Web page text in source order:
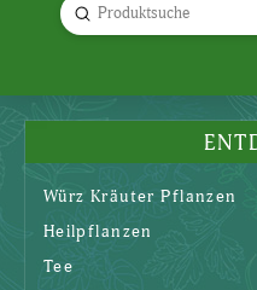
Search
Submit
Würz Kräuter Pflanzen
Heilpflanzen
Tee